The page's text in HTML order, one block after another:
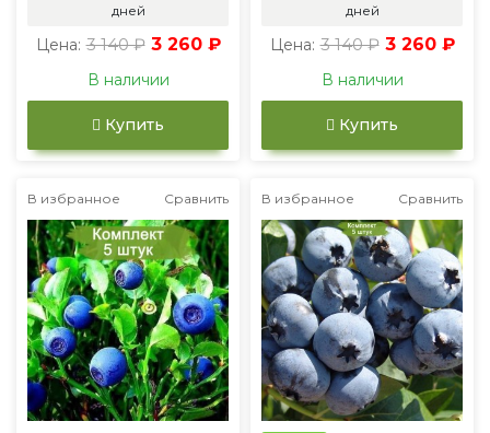
дней
Цена: 3 140 ₽ 3 260 ₽
В наличии
Купить
дней
Цена: 3 140 ₽ 3 260 ₽
В наличии
Купить
В избранное Сравнить В избранное Сравнить